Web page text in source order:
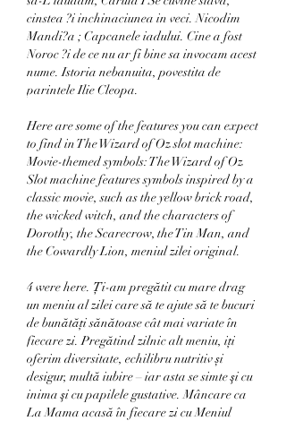
cinstea ?i inchinaciunea in veci. Nicodim
Mandi?a ; Capcanele iadului. Cine a fost
Noroc ?i de ce nu ar fi bine sa invocam acest
nume. Istoria nebanuita, povestita de
parintele Ilie Cleopa.
Here are some of the features you can expect
to find in The Wizard of Oz slot machine:
Movie-themed symbols: The Wizard of Oz
Slot machine features symbols inspired by a
classic movie, such as the yellow brick road,
the wicked witch, and the characters of
Dorothy, the Scarecrow, the Tin Man, and
the Cowardly Lion, meniul zilei original.
4 were here. Ți-am pregătit cu mare drag
un meniu al zilei care să te ajute să te bucuri
de bunătăţi sănătoase cât mai variate în
fiecare zi. Pregătind zilnic alt meniu, iți
oferim diversitate, echilibru nutritiv și
desigur, multă iubire – iar asta se simte şi cu
inima şi cu papilele gustative. Mâncare ca
La Mama acasă în fiecare zi cu Meniul